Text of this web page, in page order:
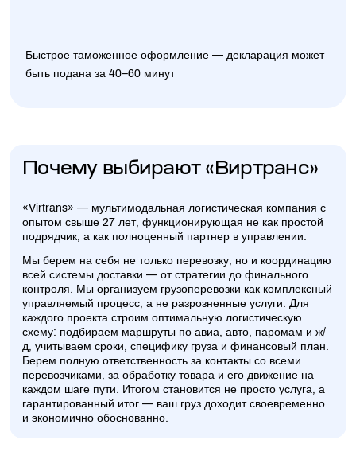
Быстрое таможенное оформление — декларация может
быть подана за 40–60 минут
Почему выбирают «Виртранс»
«Virtrans» — мультимодальная логистическая компания с
опытом свыше 27 лет, функционирующая не как простой
подрядчик, а как полноценный партнер в управлении.
Мы берем на себя не только перевозку, но и координацию
всей системы доставки — от стратегии до финального
контроля. Мы организуем грузоперевозки как комплексный
управляемый процесс, а не разрозненные услуги. Для
каждого проекта строим оптимальную логистическую
схему: подбираем маршруты по авиа, авто, паромам и ж/
д, учитываем сроки, специфику груза и финансовый план.
Берем полную ответственность за контакты со всеми
перевозчиками, за обработку товара и его движение на
каждом шаге пути. Итогом становится не просто услуга, а
гарантированный итог — ваш груз доходит своевременно
и экономично обоснованно.